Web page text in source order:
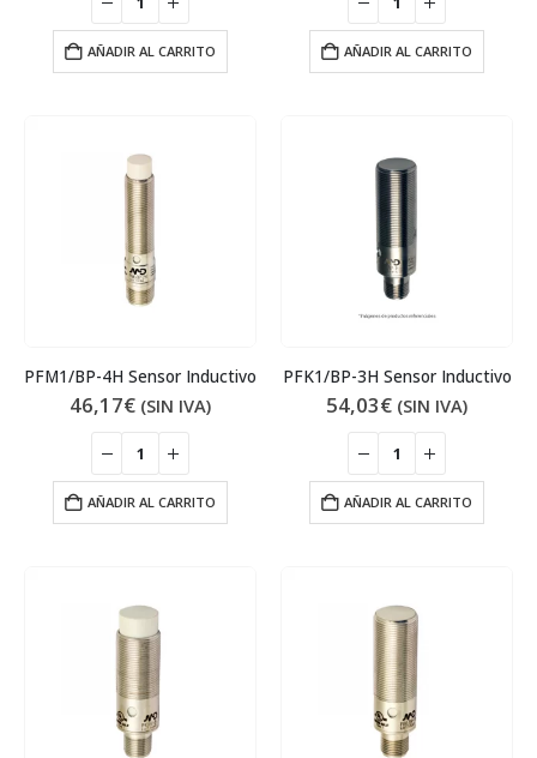
AÑADIR AL CARRITO AÑADIR AL CARRITO
PFM1/BP-4H Sensor Inductivo
46,17€ (SIN IVA)
AÑADIR AL CARRITO
PFK1/BP-3H Sensor Inductivo
54,03€ (SIN IVA)
AÑADIR AL CARRITO